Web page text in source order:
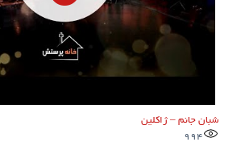
شبان جانم – ژاکلین
994